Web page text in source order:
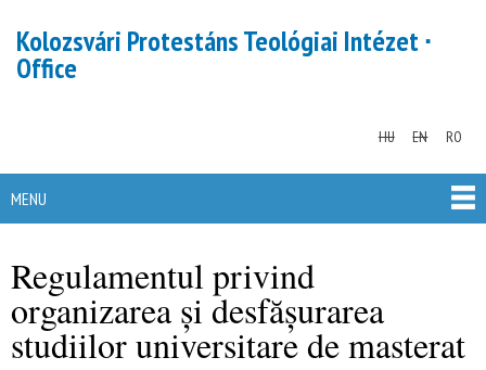
main
Kolozsvári Protestáns Teológiai Intézet ∙
Office
HU EN RO
MENU
Regulamentul privind
organizarea și desfășurarea
studiilor universitare de masterat